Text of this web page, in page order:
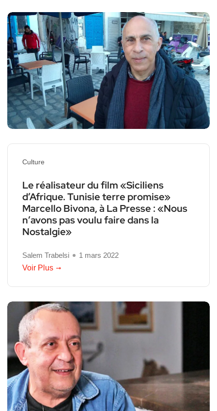
Culture
Le réalisateur du film «Siciliens
d’Afrique. Tunisie terre promise»
Marcello Bivona, à La Presse : «Nous
n’avons pas voulu faire dans la
Nostalgie»
Salem Trabelsi
1 mars 2022
Voir Plus